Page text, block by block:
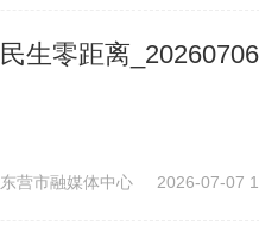
民生零距离_20260706
东营市融媒体中心 2026-07-07